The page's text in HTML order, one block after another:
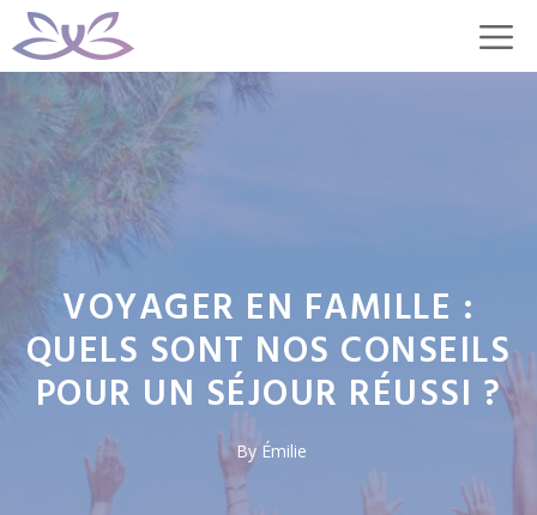
Aller
au
contenu
VOYAGER EN FAMILLE :
QUELS SONT NOS CONSEILS
POUR UN SÉJOUR RÉUSSI ?
By Émilie